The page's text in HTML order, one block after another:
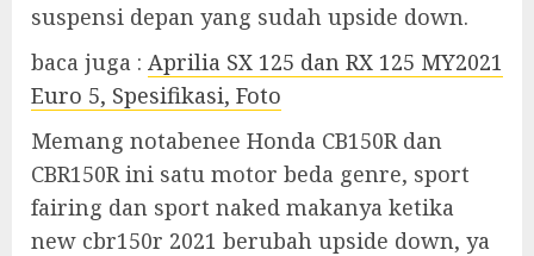
suspensi depan yang sudah upside down.
baca juga : Aprilia SX 125 dan RX 125 MY2021
Euro 5, Spesifikasi, Foto
Memang notabenee Honda CB150R dan
CBR150R ini satu motor beda genre, sport
fairing dan sport naked makanya ketika
new cbr150r 2021 berubah upside down, ya